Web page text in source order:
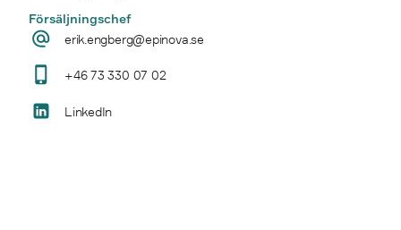
Försäljningschef
erik.engberg@epinova.se
+46 73 330 07 02
LinkedIn